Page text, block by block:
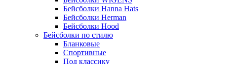
Бейсболки Hanna Hats
Бейсболки Herman
Бейсболки Hood
Бейсболки по стилю
Бланковые
Спортивные
Под классику